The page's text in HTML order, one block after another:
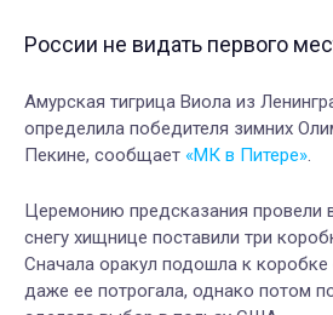
России не видать первого
Амурская тигрица Виола из
определила победителя зимних
Пекине, сообщает «МК в Питере».
Церемонию предсказания провели
снегу хищнице поставили три
Сначала оракул подошла к
даже ее потрогала, однако потом